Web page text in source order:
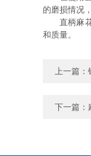
的磨损情况
直柄麻花
和质量。
上一篇：
下一篇：